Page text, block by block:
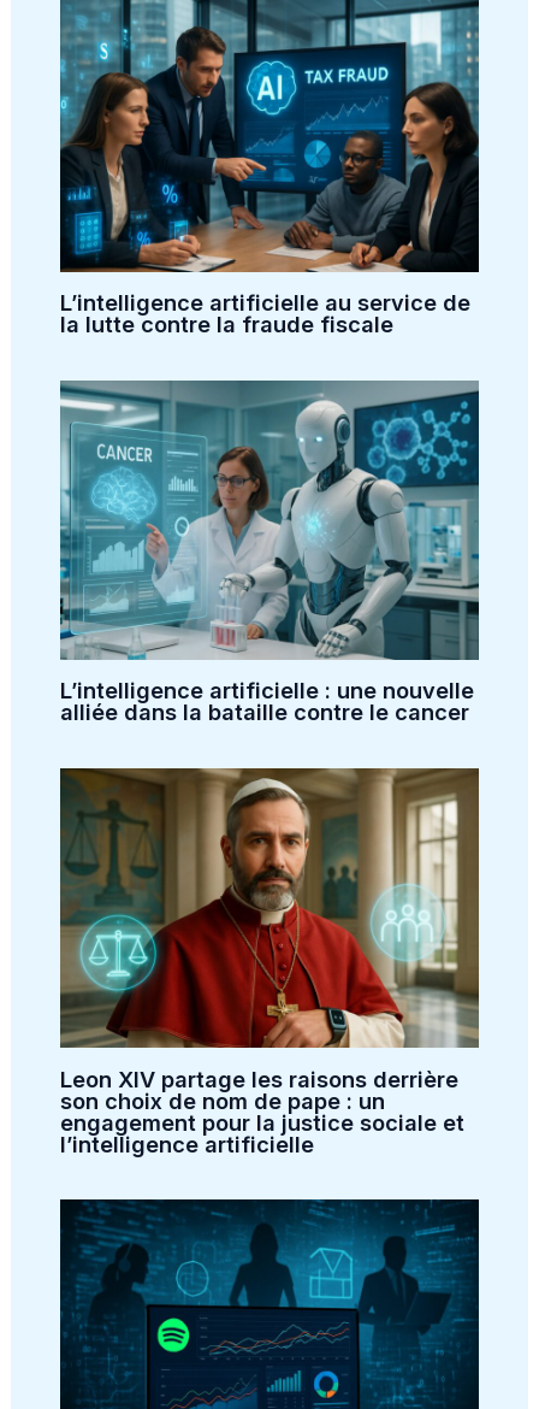
L’intelligence artificielle au service de
la lutte contre la fraude fiscale
L’intelligence artificielle : une nouvelle
alliée dans la bataille contre le cancer
Leon XIV partage les raisons derrière
son choix de nom de pape : un
engagement pour la justice sociale et
l’intelligence artificielle